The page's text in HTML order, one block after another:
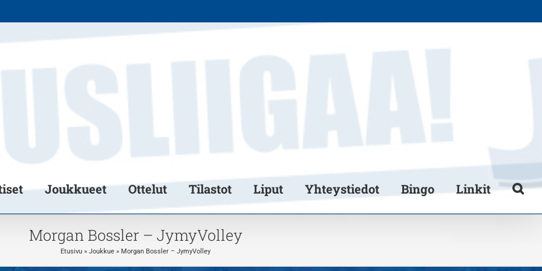
Joukkueet Ottelut Tilastot Liput Yhteystiedot Bingo Linkit
Morgan Bossler – JymyVolley
Etusivu » Joukkue » Morgan Bossler – JymyVolley